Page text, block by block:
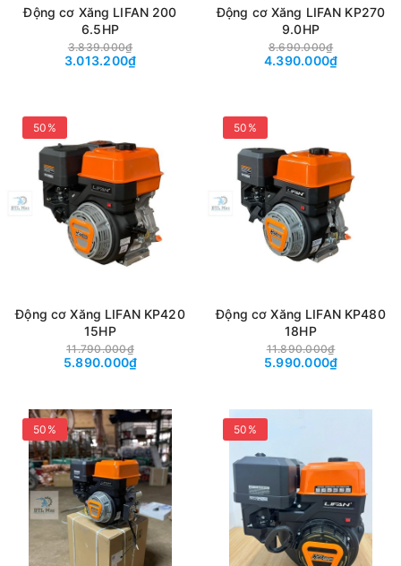
Động cơ Xăng LIFAN 200
6.5HP
3.839.000₫
3.013.200₫
Động cơ Xăng LIFAN KP270
9.0HP
8.690.000₫
4.390.000₫
50%
Động cơ Xăng LIFAN KP420
15HP
11.790.000₫
5.890.000₫
50%
Động cơ Xăng LIFAN KP480
18HP
11.890.000₫
5.990.000₫
50% 50%